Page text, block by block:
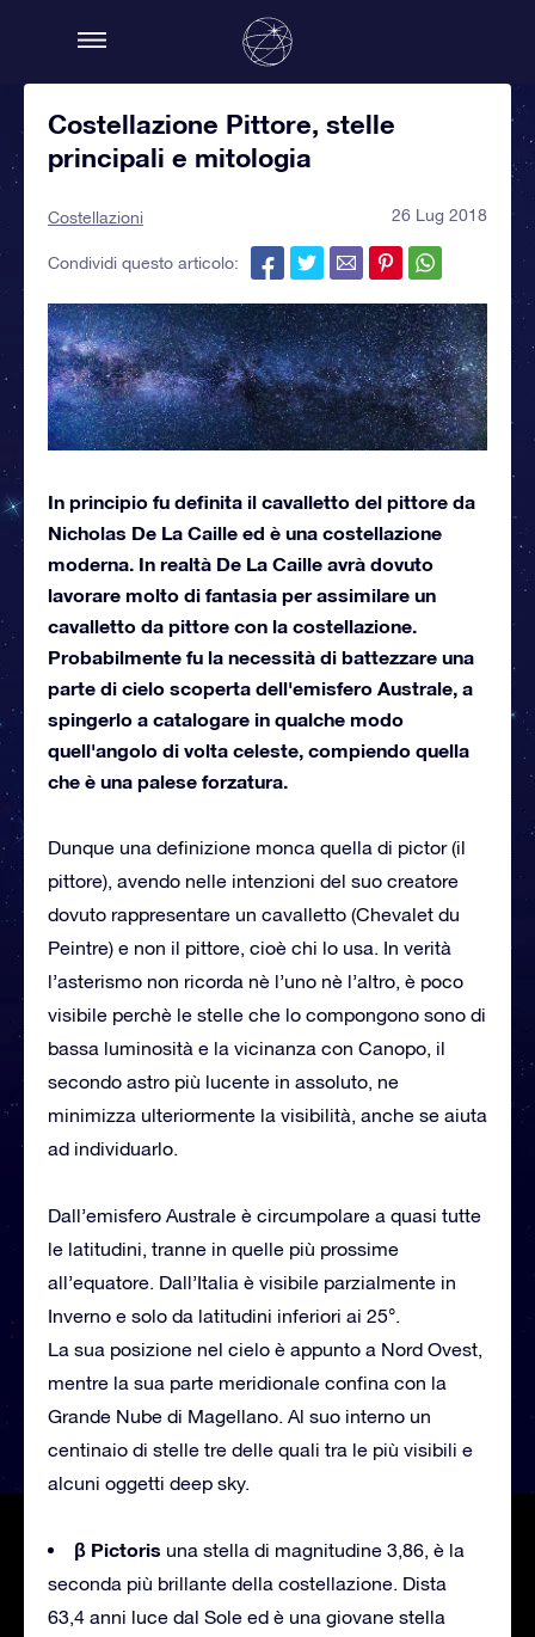
Costellazione Pittore, stelle
principali e mitologia
Costellazioni 26 Lug 2018
Condividi questo articolo:
In principio fu definita il cavalletto del pittore da
Nicholas De La Caille ed è una costellazione
moderna. In realtà De La Caille avrà dovuto
lavorare molto di fantasia per assimilare un
cavalletto da pittore con la costellazione.
Probabilmente fu la necessità di battezzare una
parte di cielo scoperta dell'emisfero Australe, a
spingerlo a catalogare in qualche modo
quell'angolo di volta celeste, compiendo quella
che è una palese forzatura.
Dunque una definizione monca quella di pictor (il
pittore), avendo nelle intenzioni del suo creatore
dovuto rappresentare un cavalletto (Chevalet du
Peintre) e non il pittore, cioè chi lo usa. In verità
l’asterismo non ricorda nè l’uno nè l’altro, è poco
visibile perchè le stelle che lo compongono sono di
bassa luminosità e la vicinanza con Canopo, il
secondo astro più lucente in assoluto, ne
minimizza ulteriormente la visibilità, anche se aiuta
ad individuarlo.
Dall’emisfero Australe è circumpolare a quasi tutte
le latitudini, tranne in quelle più prossime
all’equatore. Dall’Italia è visibile parzialmente in
Inverno e solo da latitudini inferiori ai 25°.
La sua posizione nel cielo è appunto a Nord Ovest,
mentre la sua parte meridionale confina con la
Grande Nube di Magellano. Al suo interno un
centinaio di stelle tre delle quali tra le più visibili e
alcuni oggetti deep sky.
β Pictoris una stella di magnitudine 3,86, è la
seconda più brillante della costellazione. Dista
63,4 anni luce dal Sole ed è una giovane stella